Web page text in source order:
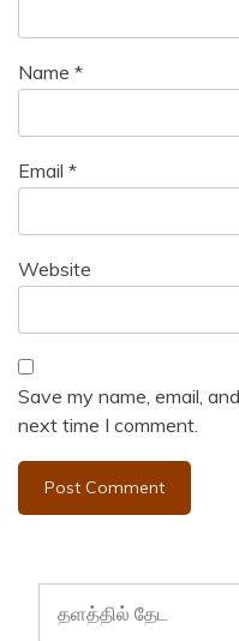
Name *
Email *
Website
Save my name, email,
next time I comment.